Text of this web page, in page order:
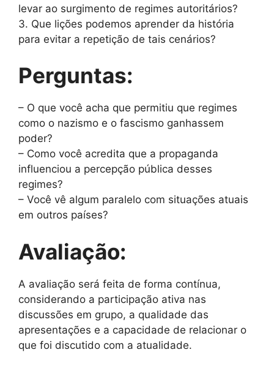
levar ao surgimento de regimes autoritários?
3. Que lições podemos aprender da história
para evitar a repetição de tais cenários?
Perguntas:
– O que você acha que permitiu que regimes
como o nazismo e o fascismo ganhassem
poder?
– Como você acredita que a propaganda
influenciou a percepção pública desses
regimes?
– Você vê algum paralelo com situações atuais
em outros países?
Avaliação:
A avaliação será feita de forma contínua,
considerando a participação ativa nas
discussões em grupo, a qualidade das
apresentações e a capacidade de relacionar o
que foi discutido com a atualidade.